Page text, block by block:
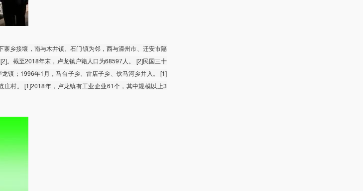
乡接壤，南与木井镇、石门镇为邻，西与滦州市、迁安市隔
。截至2018年末，卢龙镇户籍人口为68597人。 [2]民国三十
镇；1996年1月，马台子乡、雷店子乡、饮马河乡并入。 [1]
村。 [1]2018年，卢龙镇有工业企业61个，其中规模以上3